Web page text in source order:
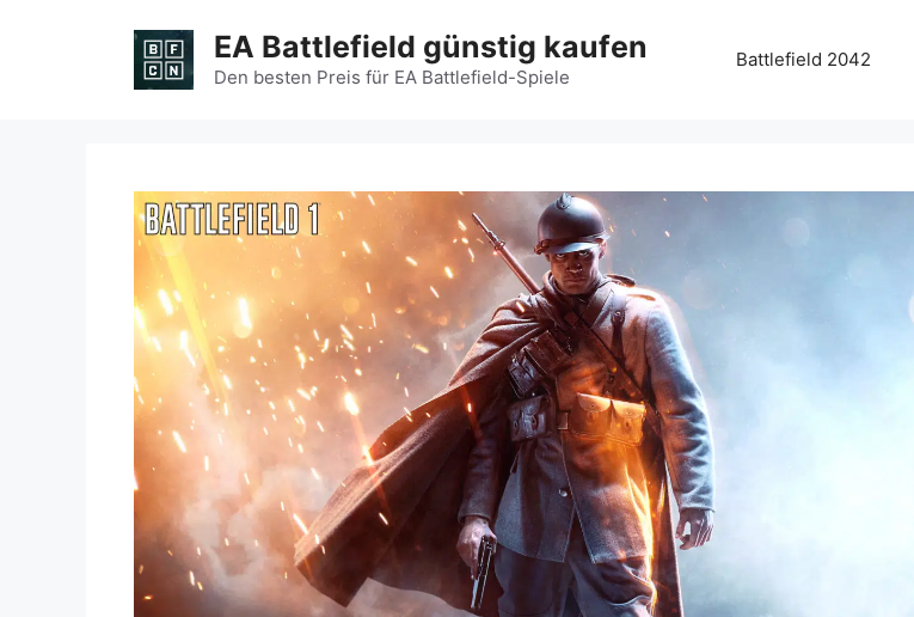
EA Battlefield günstig kaufen
Den besten Preis für EA Battlefield-Spiele
Battlefield 2042